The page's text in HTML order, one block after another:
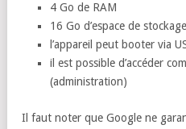
4 Go de RAM
16 Go d’espace de stockage
l’appareil peut booter via
il est possible d’accéder
(administration)
Il faut noter que Google ne